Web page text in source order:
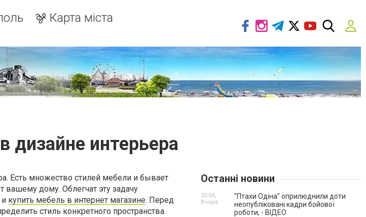
Карта міста
дизайне интерьера
Есть множество стилей мебели и бывает
дому. Облегчат эту задачу
купить мебель в интернет магазине. Перед
стиль конкретного пространства.
Останні новини
"Птахи Одіна" оприлюднили доти
неопубліковані кадри бойової
роботи, - ВІДЕО
20:54,
Вчора